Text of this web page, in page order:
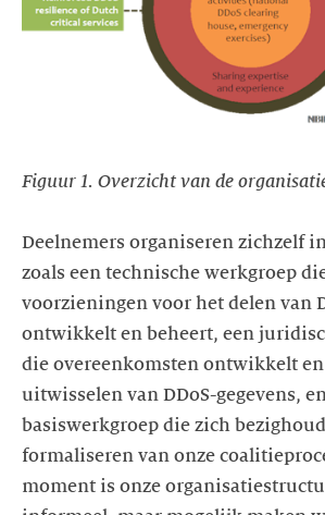
Figuur 1. Overzicht van de
Deelnemers organiseren zichzelf
zoals een technische werkgroep
voorzieningen voor het delen van
ontwikkelt en beheert, een
die overeenkomsten ontwikkelt
uitwisselen van DDoS-gegevens,
basiswerkgroep die zich
formaliseren van onze
moment is onze